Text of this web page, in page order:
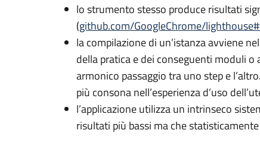
lo strumento stesso produce risultati
(github.com/GoogleChrome/
la compilazione di un’istanza avviene
della pratica e dei conseguenti moduli
armonico passaggio tra uno step e
più consona nell’esperienza d’uso
l’applicazione utilizza un intrinseco
risultati più bassi ma che